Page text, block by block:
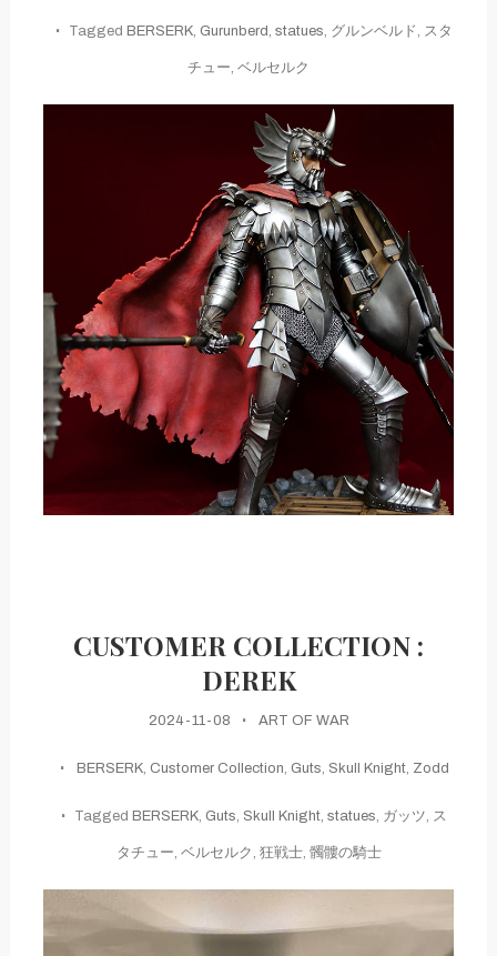
Tagged BERSERK Gurunberd statues グルンベルド スタ
チュー ベルセルク
CUSTOMER COLLECTION :
DEREK
2024-11-08 ART OF WAR
BERSERK, Customer Collection, Guts, Skull Knight, Zodd
Tagged BERSERK, Guts, Skull Knight, statues, ガッツ, ス
タチュー, ベルセルク , 狂戦士, 髑髏の騎士